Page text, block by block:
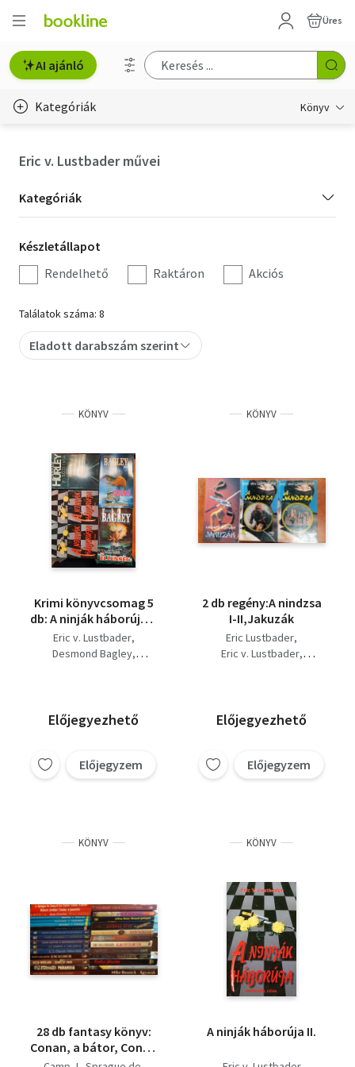
Üres
AI ajánló
Kategóriák Könyv
Hobbi, szabadidő
Irodalom
Művészet
Szakkönyv
Tankönyv, segédkönyv
Társadalomtudomány
Természettudomány
Történelem
Vallás
Eric v. Lustbader művei
Kategória
szűrés
Kategóriák
Készletállapot
szűrés
Készletállapot
Rendelhető
Raktáron Akciós
Találatok száma: 8
Eladott darabszám szerint
KÖNYV
Krimi könyvcsomag 5
db: A ninják háborúja I-
II., Forgószél, Az
ellenség Sötétség
Eric v. Lustbader
Desmond Bagley
Előjegyezhető
Előjegyzem
KÖNYV
2 db regény:A nindzsa
I-II,Jakuzák
Eric Lustbader
Eric v. Lustbader
Előjegyezhető
Előjegyzem
KÖNYV
28 db fantasy könyv:
Conan, a bátor, Conan
a pusztító, Terrano
KÖNYV
A ninják háborúja II.